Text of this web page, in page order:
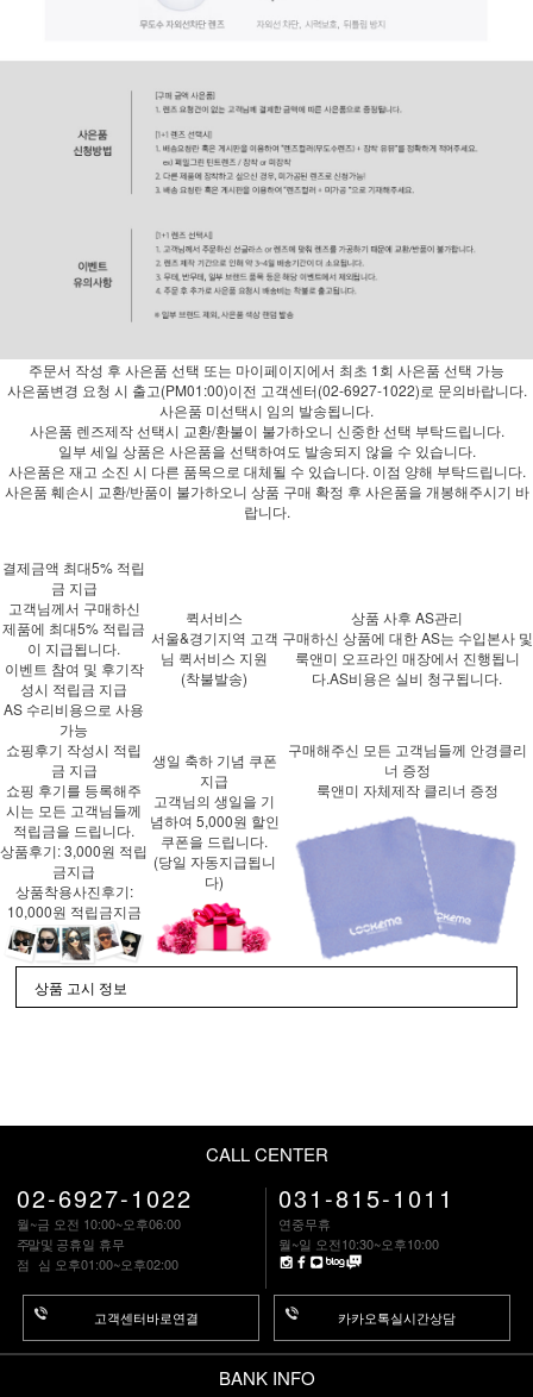
주문서 작성 후 사은품 선택 또는 마이페이지에서 최초 1회 사은품 선택 가능
사은품변경 요청 시 출고(PM01:00)이전 고객센터(02-6927-1022)로 문의바랍니다.
사은품 미선택시 임의 발송됩니다.
사은품 렌즈제작 선택시 교환/환불이 불가하오니 신중한 선택 부탁드립니다.
일부 세일 상품은 사은품을 선택하여도 발송되지 않을 수 있습니다.
사은품은 재고 소진 시 다른 품목으로 대체될 수 있습니다. 이점 양해 부탁드립니다.
사은품 훼손시 교환/반품이 불가하오니 상품 구매 확정 후 사은품을 개봉해주시기 바
랍니다.
결제금액 최대5% 적립
금 지급
고객님께서 구매하신
제품에 최대5% 적립금
이 지급됩니다.
이벤트 참여 및 후기작
성시 적립금 지급
AS 수리비용으로 사용
가능
퀵서비스
서울&경기지역 고객
님 퀵서비스 지원
(착불발송)
상품 사후 AS관리
구매하신 상품에 대한 AS는 수입본사 및
룩앤미 오프라인 매장에서 진행됩니
다.AS비용은 실비 청구됩니다.
쇼핑후기 작성시 적립
금 지급
쇼핑 후기를 등록해주
시는 모든 고객님들께
적립금을 드립니다.
상품후기: 3,000원 적립
금지급
상품착용사진후기:
10,000원 적립금지금
생일 축하 기념 쿠폰
지급
고객님의 생일을 기
념하여 5,000원 할인
쿠폰을 드립니다.
(당일 자동지급됩니
다)
구매해주신 모든 고객님들께 안경클리
너 증정
룩앤미 자체제작 클리너 증정
상품 고시 정보
CALL CENTER
02-6927-1022
월~금 오전 10:00~오후06:00
주말및 공휴일 휴무
점 심 오후01:00~오후02:00
고객센터바로연결
031-815-1011
연중무휴
월~일 오전10:30~오후10:00
카카오톡실시간상담
BANK INFO